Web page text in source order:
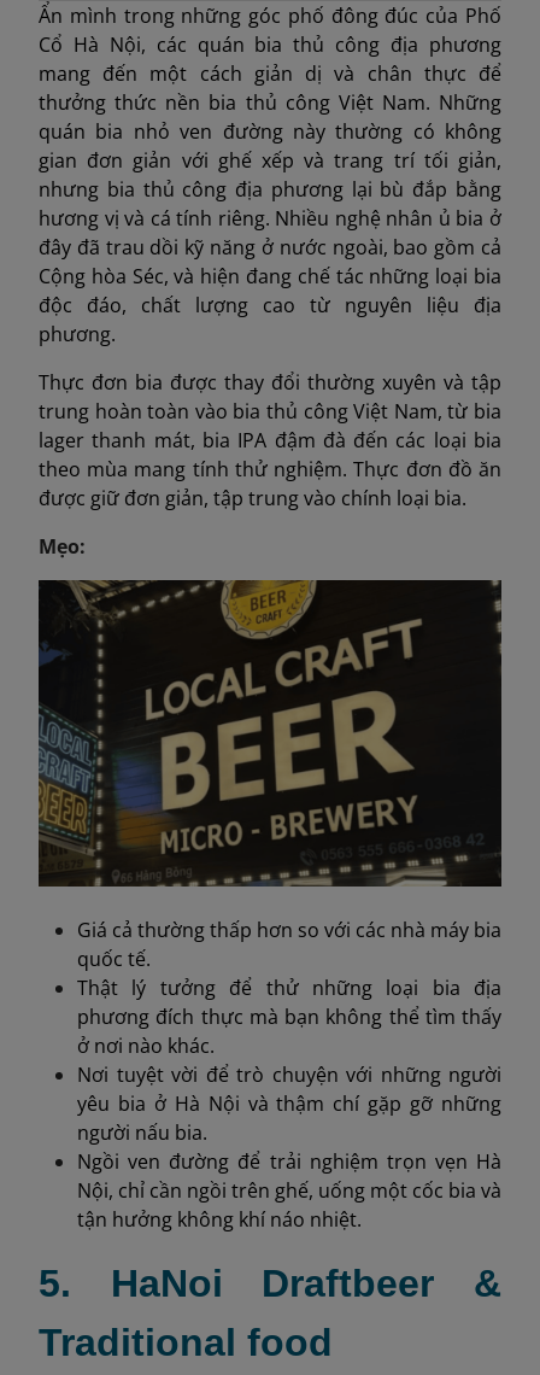
Ẩn mình trong những góc phố đông đúc của Phố
Cổ Hà Nội, các quán bia thủ công địa phương
mang đến một cách giản dị và chân thực để
thưởng thức nền bia thủ công Việt Nam. Những
quán bia nhỏ ven đường này thường có không
gian đơn giản với ghế xếp và trang trí tối giản,
nhưng bia thủ công địa phương lại bù đắp bằng
hương vị và cá tính riêng. Nhiều nghệ nhân ủ bia ở
đây đã trau dồi kỹ năng ở nước ngoài, bao gồm cả
Cộng hòa Séc, và hiện đang chế tác những loại bia
độc đáo, chất lượng cao từ nguyên liệu địa
phương.
Thực đơn bia được thay đổi thường xuyên và tập
trung hoàn toàn vào bia thủ công Việt Nam, từ bia
lager thanh mát, bia IPA đậm đà đến các loại bia
theo mùa mang tính thử nghiệm. Thực đơn đồ ăn
được giữ đơn giản, tập trung vào chính loại bia.
Mẹo:
Giá cả thường thấp hơn so với các nhà máy bia
quốc tế.
Thật lý tưởng để thử những loại bia địa
phương đích thực mà bạn không thể tìm thấy
ở nơi nào khác.
Nơi tuyệt vời để trò chuyện với những người
yêu bia ở Hà Nội và thậm chí gặp gỡ những
người nấu bia.
Ngồi ven đường để trải nghiệm trọn vẹn Hà
Nội, chỉ cần ngồi trên ghế, uống một cốc bia và
tận hưởng không khí náo nhiệt.
5. HaNoi Draftbeer &
Traditional food